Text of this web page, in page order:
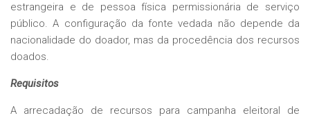
estrangeira e de pessoa física permissionária de serviço
público. A configuração da fonte vedada não depende da
nacionalidade do doador, mas da procedência dos recursos
doados.
Requisitos
A arrecadação de recursos para campanha eleitoral de